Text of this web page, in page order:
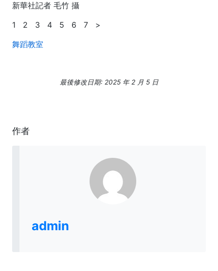
新華社記者 毛竹 攝
1 2 3 4 5 6 7 >
舞蹈教室
最後修改日期: 2025 年 2 月 5 日
作者
admin